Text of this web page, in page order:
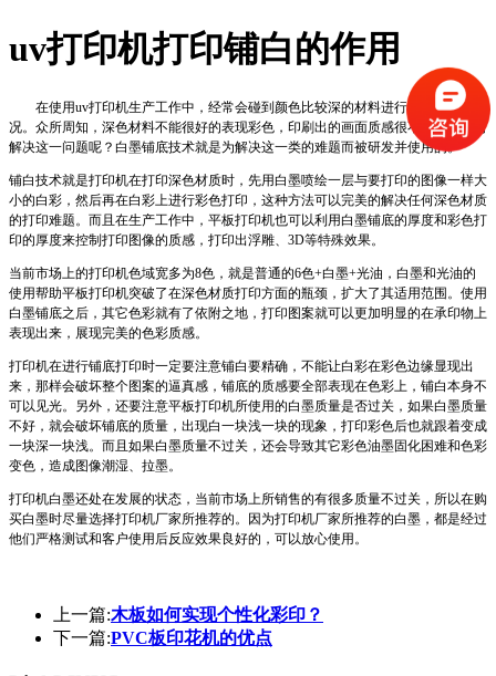
uv打印机打印铺白的作用
在使用uv打印机生产工作中，经常会碰到颜色比较深的材料进行彩色打印的情
况。众所周知，深色材料不能很好的表现彩色，印刷出的画面质感很不好，该如何
解决这一问题呢？白墨铺底技术就是为解决这一类的难题而被研发并使用的。
铺白技术就是打印机在打印深色材质时，先用白墨喷绘一层与要打印的图像一样大
小的白彩，然后再在白彩上进行彩色打印，这种方法可以完美的解决任何深色材质
的打印难题。而且在生产工作中，平板打印机也可以利用白墨铺底的厚度和彩色打
印的厚度来控制打印图像的质感，打印出浮雕、3D等特殊效果。
当前市场上的打印机色域宽多为8色，就是普通的6色+白墨+光油，白墨和光油的
使用帮助平板打印机突破了在深色材质打印方面的瓶颈，扩大了其适用范围。使用
白墨铺底之后，其它色彩就有了依附之地，打印图案就可以更加明显的在承印物上
表现出来，展现完美的色彩质感。
打印机在进行铺底打印时一定要注意铺白要精确，不能让白彩在彩色边缘显现出
来，那样会破坏整个图案的逼真感，铺底的质感要全部表现在色彩上，铺白本身不
可以见光。另外，还要注意平板打印机所使用的白墨质量是否过关，如果白墨质量
不好，就会破坏铺底的质量，出现白一块浅一块的现象，打印彩色后也就跟着变成
一块深一块浅。而且如果白墨质量不过关，还会导致其它彩色油墨固化困难和色彩
变色，造成图像潮湿、拉墨。
打印机白墨还处在发展的状态，当前市场上所销售的有很多质量不过关，所以在购
买白墨时尽量选择打印机厂家所推荐的。因为打印机厂家所推荐的白墨，都是经过
他们严格测试和客户使用后反应效果良好的，可以放心使用。
上一篇:木板如何实现个性化彩印？
下一篇:PVC板印花机的优点